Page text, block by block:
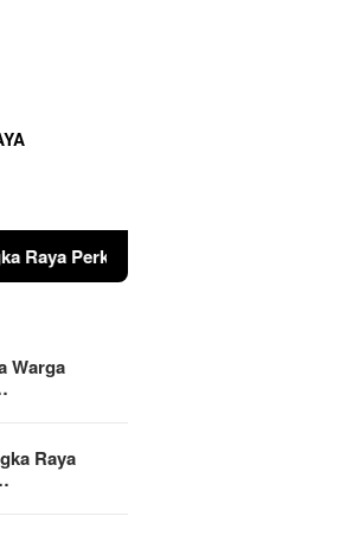
Polri Lewat Pusat Studi Kepolisian
Warga
Raya